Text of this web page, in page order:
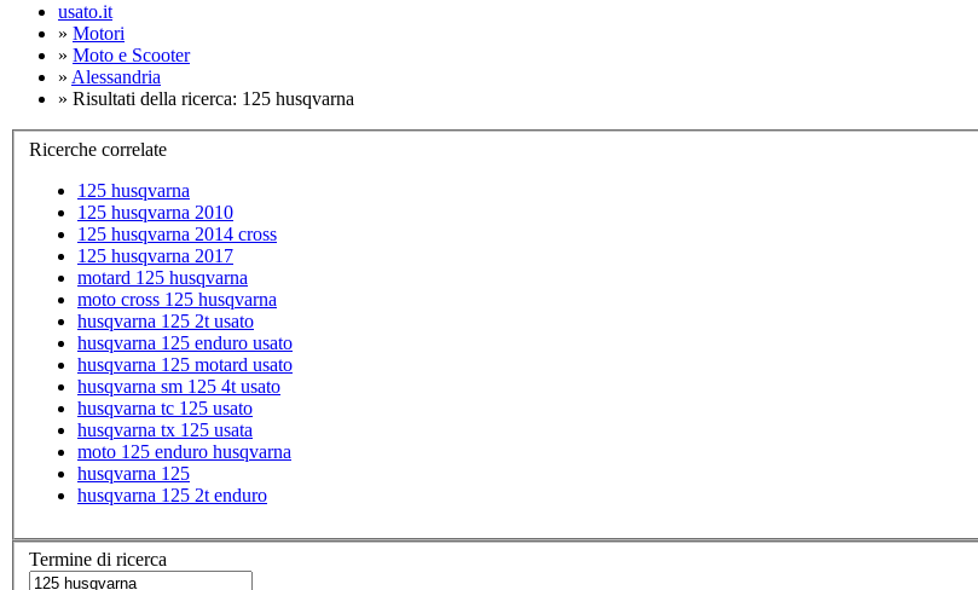
usato.it
» Motori
» Moto e Scooter
» Alessandria
» Risultati della ricerca: 125 husqvarna
Ricerche correlate
125 husqvarna
125 husqvarna 2010
125 husqvarna 2014 cross
125 husqvarna 2017
motard 125 husqvarna
moto cross 125 husqvarna
husqvarna 125 2t usato
husqvarna 125 enduro usato
husqvarna 125 motard usato
husqvarna sm 125 4t usato
husqvarna tc 125 usato
husqvarna tx 125 usata
moto 125 enduro husqvarna
husqvarna 125
husqvarna 125 2t enduro
Termine di ricerca